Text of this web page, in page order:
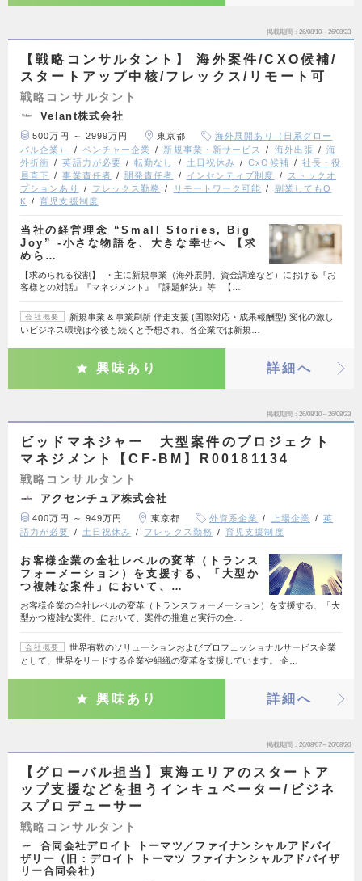
掲載期間 26/08/10～26/08/23
【戦略コンサルタント】 海外案件/CXO候補/
スタートアップ中核/フレックス/リモート可
戦略コンサルタント
Velant株式会社
500万円 ～ 2999万円 東京都
海外展開あり（日系グロー
バル企業）
ベンチャー企業 新規事業・新サービス 海外出張
海
外折衝
英語力が必要 転勤なし 土日祝休み CxO候補
社長・役
員直下
事業責任者 開発責任者 インセンティブ制度
ストックオ
プションあり
フレックス勤務 リモートワーク可能
副業してもO
K
育児支援制度
当社の経営理念 “Small Stories, Big
Joy” -小さな物語を、大きな幸せへ 【求
めら…
【求められる役割】 ・主に新規事業（海外展開、資金調達など）における『お
客様との対話』『マネジメント』『課題解決』等 【…
会社概要
新規事業 & 事業刷新 伴走支援 (国際対応・成果報酬型) 変化の激し
いビジネス環境は今後も続くと予想され、各企業では新規…
興味あり 詳細へ
掲載期間 26/08/10～26/08/23
ビッドマネジャー 大型案件のプロジェクト
マネジメント【CF-BM】R00181134
戦略コンサルタント
アクセンチュア株式会社
400万円 ～ 949万円 東京都 外資系企業 上場企業
英
語力が必要
土日祝休み フレックス勤務 育児支援制度
お客様企業の全社レベルの変革（トランス
フォーメーション）を支援する、「大型か
つ複雑な案件」において、…
お客様企業の全社レベルの変革（トランスフォーメーション）を支援する、「大
型かつ複雑な案件」において、案件の推進と実行の全…
会社概要
世界有数のソリューションおよびプロフェッショナルサービス企業
として、世界をリードする企業や組織の変革を支援しています。 企…
興味あり 詳細へ
掲載期間 26/08/07～26/08/20
【グローバル担当】東海エリアのスタートア
ップ支援などを担うインキュベーター/ビジネ
スプロデューサー
戦略コンサルタント
合同会社デロイト トーマツ／ファイナンシャルアドバイ
ザリー（旧：デロイト トーマツ ファイナンシャルアドバイザ
リー合同会社）